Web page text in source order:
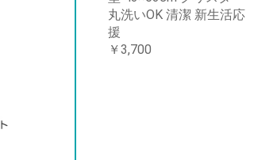
丸洗いOK 清潔 新生活応
援
￥3,700